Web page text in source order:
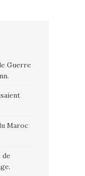
Guerre
Maroc